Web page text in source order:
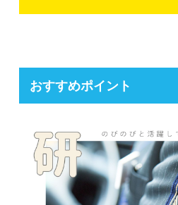
おすすめポイント